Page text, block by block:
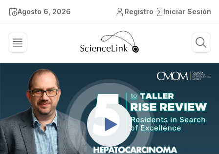
Agosto 6, 2026 Registro Iniciar Sesión